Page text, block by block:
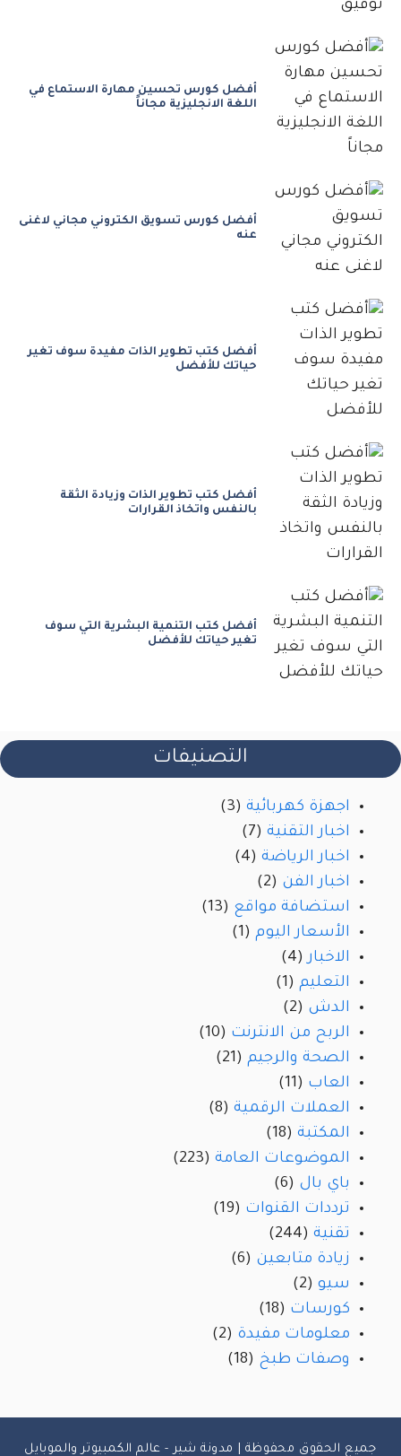
أفضل كورس تحسين مهارة الاستماع في
اللغة الانجليزية مجاناً
أفضل كورس تسويق الكتروني مجاني لاغنى
عنه
أفضل كتب تطوير الذات مفيدة سوف تغير
حياتك للأفضل
أفضل كتب تطوير الذات وزيادة الثقة
بالنفس واتخاذ القرارات
أفضل كتب التنمية البشرية التي سوف
تغير حياتك للأفضل
التصنيفات
اجهزة كهربائية (3)
اخبار التقنية (7)
اخبار الرياضة (4)
اخبار الفن (2)
استضافة مواقع (13)
الأسعار اليوم (1)
الاخبار(4)
التعليم (1)
الدش (2)
الربح من الانترنت (10)
الصحة والرجيم (21)
العاب (11)
العملات الرقمية (8)
المكتبة (18)
الموضوعات العامة (223)
باي بال (6)
ترددات القنوات (19)
تقنية (244)
زيادة متابعين (6)
سيو (2)
كورسات (18)
معلومات مفيدة (2)
وصفات طبخ (18)
جميع الحقوق محفوظة | مدونة شير - عالم الكمبيوتر والموبايل